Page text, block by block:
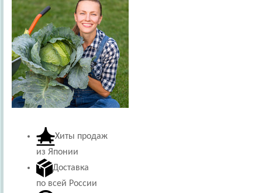
Хиты продаж
из Японии
Доставка
по всей России